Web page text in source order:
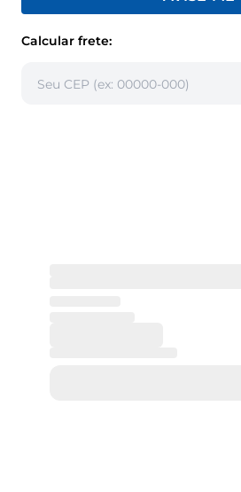
Calcular frete: